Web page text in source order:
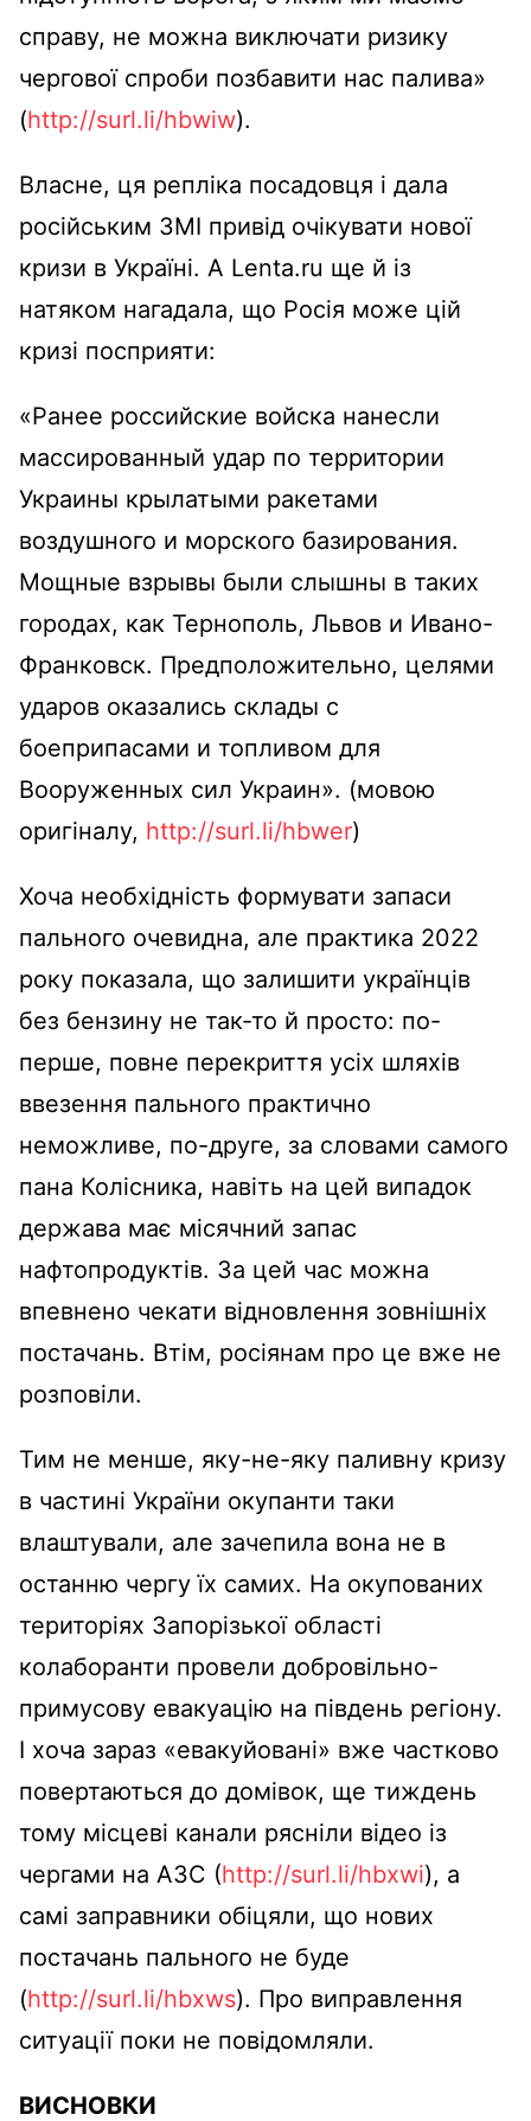
справу, не можна виключати ризику
чергової спроби позбавити нас палива»
(http://surl.li/hbwiw).
Власне, ця репліка посадовця і дала
російським ЗМІ привід очікувати нової
кризи в Україні. А Lenta.ru ще й із
натяком нагадала, що Росія може цій
кризі посприяти:
«Ранее российские войска нанесли
массированный удар по территории
Украины крылатыми ракетами
воздушного и морского базирования.
Мощные взрывы были слышны в таких
городах, как Тернополь, Львов и Ивано-
Франковск. Предположительно, целями
ударов оказались склады с
боеприпасами и топливом для
Вооруженных сил Украин». (мовою
оригіналу, http://surl.li/hbwer)
Хоча необхідність формувати запаси
пального очевидна, але практика 2022
року показала, що залишити українців
без бензину не так-то й просто: по-
перше, повне перекриття усіх шляхів
ввезення пального практично
неможливе, по-друге, за словами самого
пана Колісника, навіть на цей випадок
держава має місячний запас
нафтопродуктів. За цей час можна
впевнено чекати відновлення зовнішніх
постачань. Втім, росіянам про це вже не
розповіли.
Тим не менше, яку-не-яку паливну кризу
в частині України окупанти таки
влаштували, але зачепила вона не в
останню чергу їх самих. На окупованих
територіях Запорізької області
колаборанти провели добровільно-
примусову евакуацію на південь регіону.
І хоча зараз «евакуйовані» вже частково
повертаються до домівок, ще тиждень
тому місцеві канали рясніли відео із
чергами на АЗС (http://surl.li/hbxwi), а
самі заправники обіцяли, що нових
постачань пального не буде
(http://surl.li/hbxws). Про виправлення
ситуації поки не повідомляли.
ВИСНОВКИ